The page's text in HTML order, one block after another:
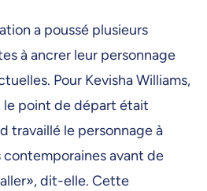
a poussé plusieurs
à ancrer leur personnage
Pour Kevisha Williams,
le point de départ était
travaillé le personnage à
avant de
dit-elle. Cette